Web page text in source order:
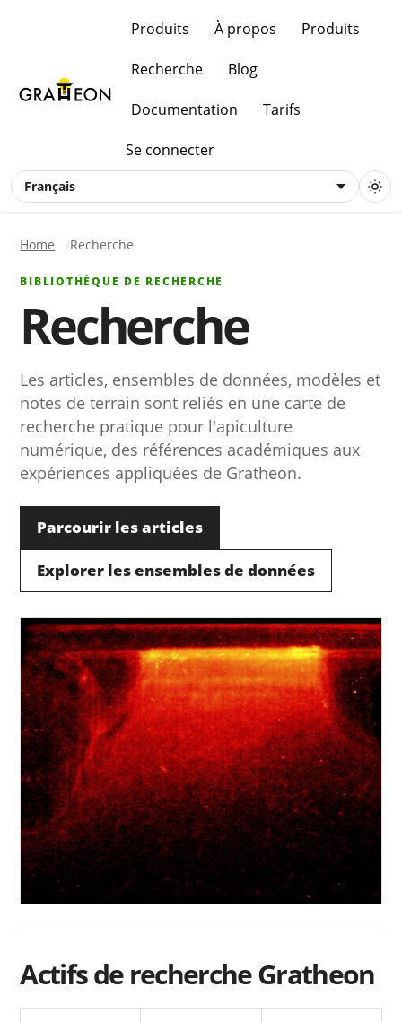
Produits À propos Produits
Recherche Blog
Documentation Tarifs
Se connecter
Français
Home Recherche
BIBLIOTHÈQUE DE RECHERCHE
Recherche
Les articles, ensembles de données, modèles et
notes de terrain sont reliés en une carte de
recherche pratique pour l'apiculture
numérique, des références académiques aux
expériences appliquées de Gratheon.
Parcourir les articles
Explorer les ensembles de données
Actifs de recherche Gratheon